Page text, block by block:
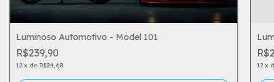
Luminoso Automotivo - Model 101
R$239,90
12 x de R$24,68 12 x